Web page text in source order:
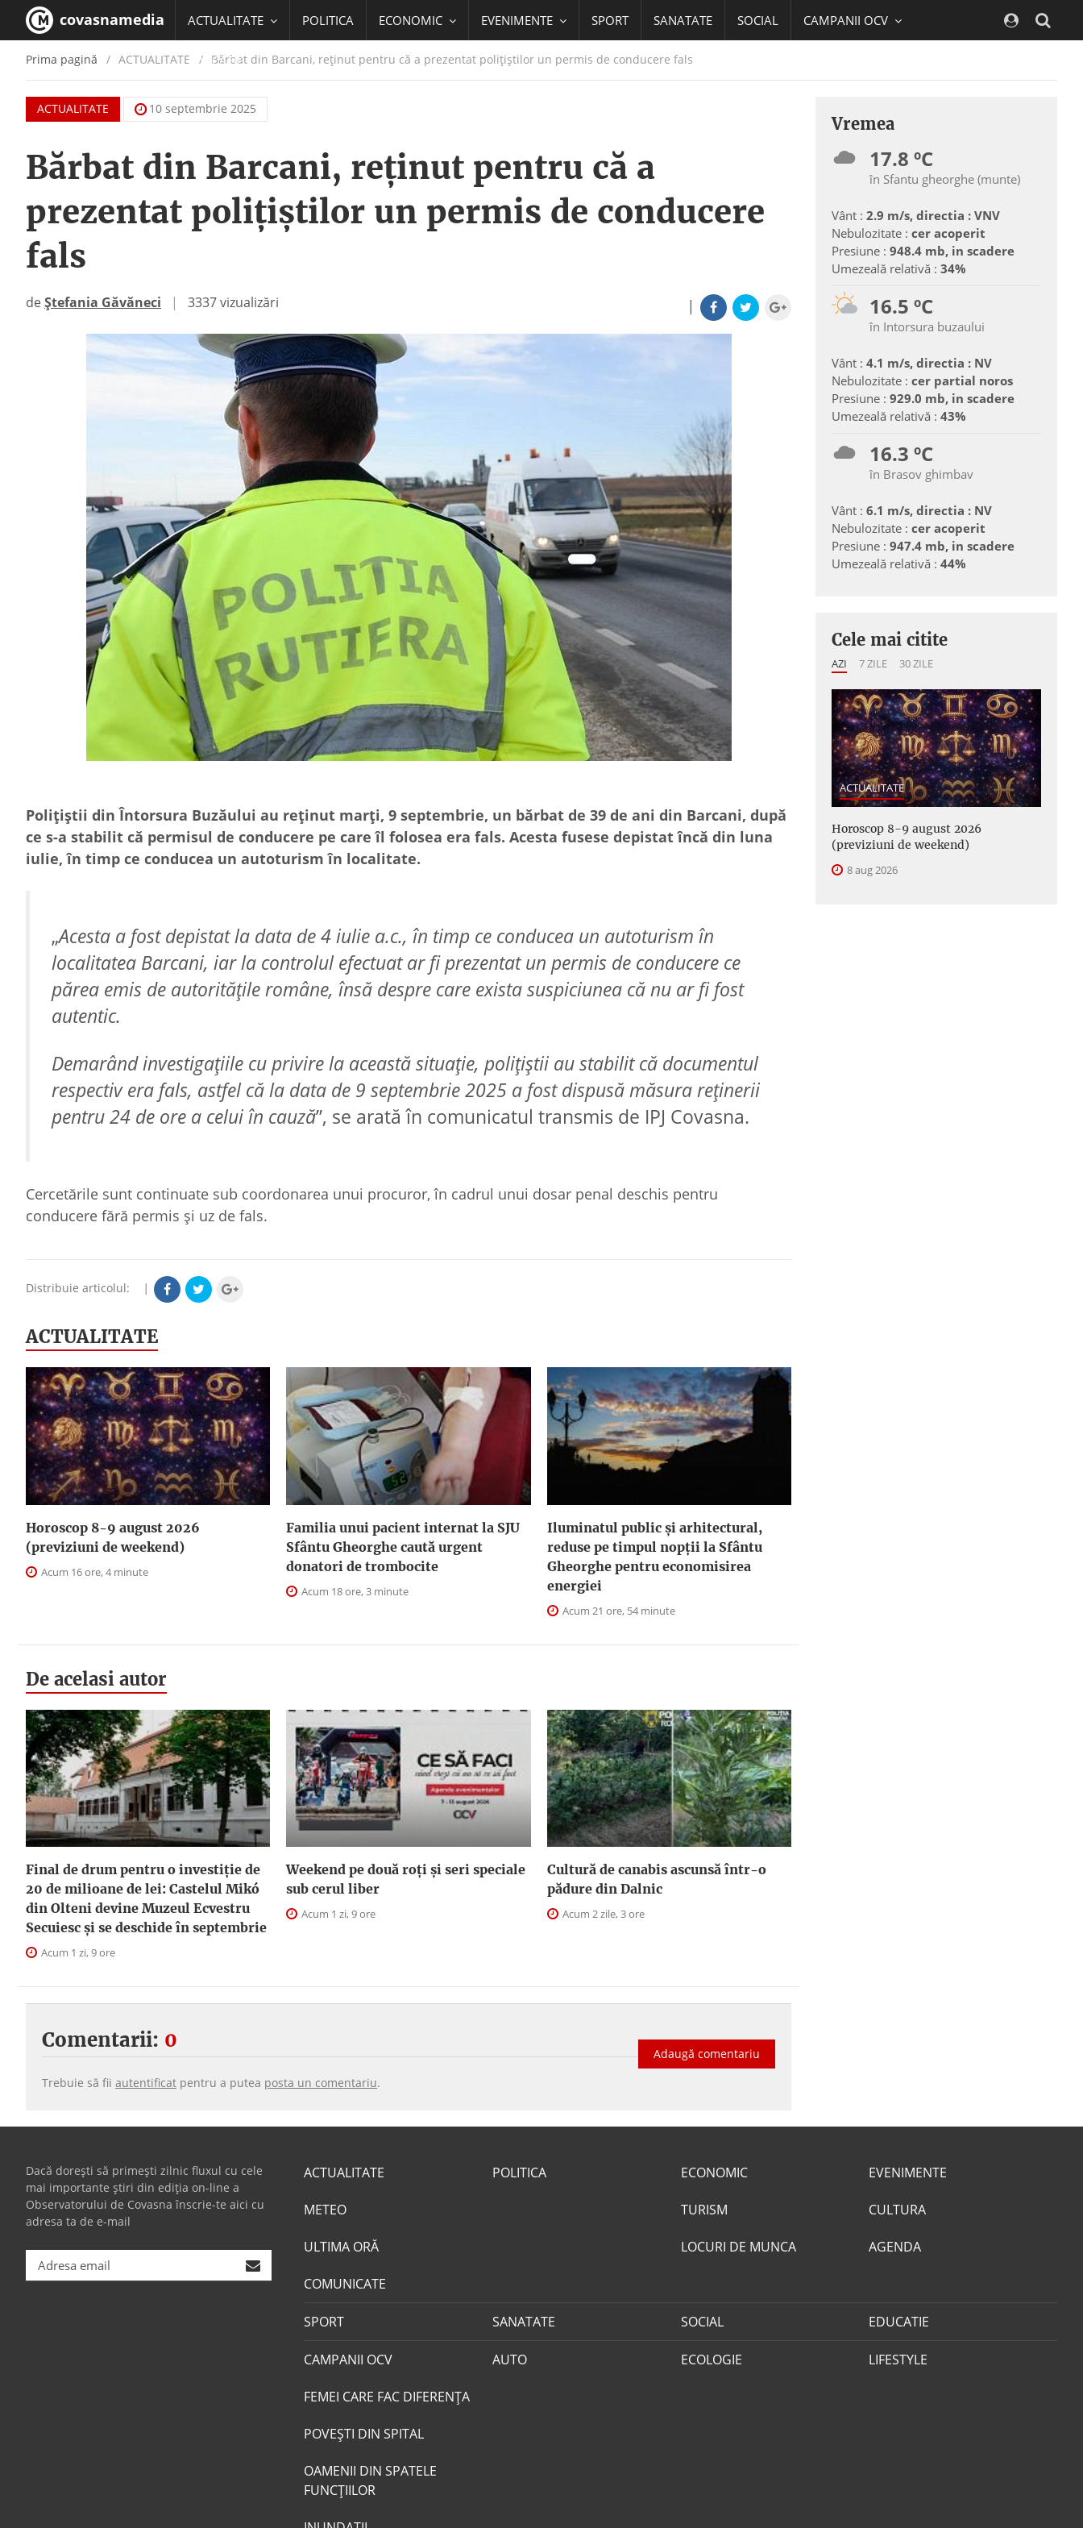
covasnamedia ACTUALITATE POLITICA ECONOMIC EVENIMENTE SPORT SANATATE SOCIAL CAMPANII OCV
EDUCATIE
Prima pagină ACTUALITATE / Bărbat din Barcani, reținut pentru că a prezentat polițiștilor un permis de conducere fals
ACTUALITATE 10 septembrie 2025
Bărbat din Barcani, reținut pentru că a
prezentat polițiștilor un permis de conducere
fals
|
deȘtefania Găvăneci | 3337 vizualizări
Polițiștii din Întorsura Buzăului au reținut marți, 9 septembrie, un bărbat de 39 de ani din Barcani, după
ce s-a stabilit că permisul de conducere pe care îl folosea era fals. Acesta fusese depistat încă din luna
iulie, în timp ce conducea un autoturism în localitate.
„Acesta a fost depistat la data de 4 iulie a.c., în timp ce conducea un autoturism în
localitatea Barcani, iar la controlul efectuat ar fi prezentat un permis de conducere ce
părea emis de autoritățile române, însă despre care exista suspiciunea că nu ar fi fost
autentic.
Demarând investigațiile cu privire la această situație, polițiștii au stabilit că documentul
respectiv era fals, astfel că la data de 9 septembrie 2025 a fost dispusă măsura reținerii
pentru 24 de ore a celui în cauză”, se arată în comunicatul transmis de IPJ Covasna.
Cercetările sunt continuate sub coordonarea unui procuror, în cadrul unui dosar penal deschis pentru
conducere fără permis și uz de fals.
Distribuie articolul: |
ACTUALITATE
Horoscop 8-9 august 2026
(previziuni de weekend)
Acum 16 ore, 4 minute
Familia unui pacient internat la SJU
Sfântu Gheorghe caută urgent
donatori de trombocite
Acum 18 ore, 3 minute
Iluminatul public şi arhitectural,
reduse pe timpul nopţii la Sfântu
Gheorghe pentru economisirea
energiei
Acum 21 ore, 54 minute
De acelasi autor
Final de drum pentru o investiție de
20 de milioane de lei: Castelul Mikó
din Olteni devine Muzeul Ecvestru
Secuiesc și se deschide în septembrie
Acum 1 zi, 9 ore
Weekend pe două roți și seri speciale
sub cerul liber
Acum 1 zi, 9 ore
Cultură de canabis ascunsă într-o
pădure din Dalnic
Acum 2 zile, 3 ore
Comentarii: 0
Adaugă comentariu
Trebuie să fii autentificat pentru a putea posta un comentariu.
Vremea
17.8 ºC
în Sfantu gheorghe (munte)
Vânt : 2.9 m/s, directia : VNV
Nebulozitate : cer acoperit
Presiune : 948.4 mb, in scadere
Umezeală relativă : 34%
16.5 ºC
în Intorsura buzaului
Vânt : 4.1 m/s, directia : NV
Nebulozitate : cer partial noros
Presiune : 929.0 mb, in scadere
Umezeală relativă : 43%
16.3 ºC
în Brasov ghimbav
Vânt : 6.1 m/s, directia : NV
Nebulozitate : cer acoperit
Presiune : 947.4 mb, in scadere
Umezeală relativă : 44%
Cele mai citite
AZI 7 ZILE 30 ZILE
ACTUALITATE
Horoscop 8-9 august 2026
(previziuni de weekend)
8 aug 2026
Dacă dorești să primești zilnic fluxul cu cele
mai importante știri din ediția on-line a
Observatorului de Covasna înscrie-te aici cu
adresa ta de e-mail
ACTUALITATE
METEO
ULTIMA ORĂ
COMUNICATE
POLITICA ECONOMIC
TURISM
LOCURI DE MUNCA
EVENIMENTE
CULTURA
AGENDA
SPORT SANATATE SOCIAL EDUCATIE
CAMPANII OCV
FEMEI CARE FAC DIFERENȚA
POVEŞTI DIN SPITAL
OAMENII DIN SPATELE
FUNCŢIILOR
AUTO ECOLOGIE LIFESTYLE